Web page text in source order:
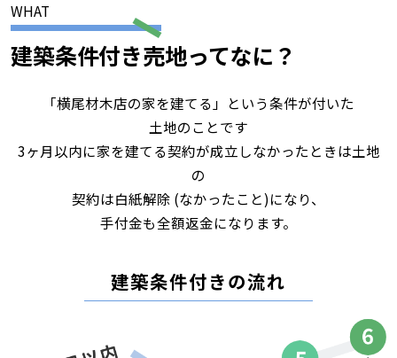
WHAT
建築条件付き売地ってなに？
「横尾材木店の家を建てる」という条件が付いた
土地のことです
3ヶ月以内に家を建てる契約が成立しなかったときは土地
の
契約は白紙解除 (なかったこと)になり、
手付金も全額返金になります。
建築条件付きの流れ